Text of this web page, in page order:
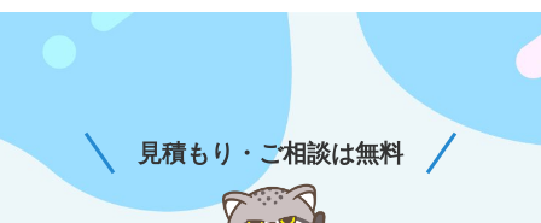
見積もり・ご相談は無料